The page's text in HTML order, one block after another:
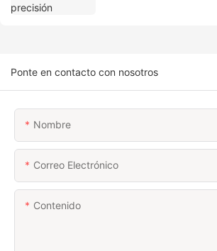
Ponte en contacto con nosotros
Nombre
Correo Electrónico
Contenido